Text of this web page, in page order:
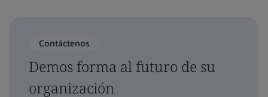
Contáctenos
Demos forma al futuro de su
organización